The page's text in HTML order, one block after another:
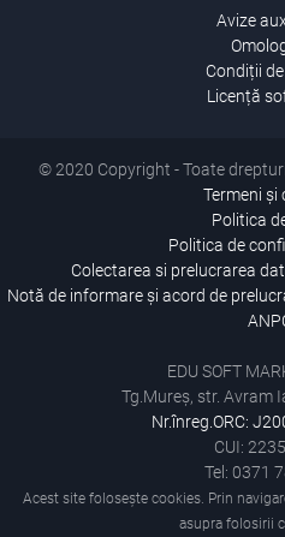
Avize
Condiții
Licență
© 2020 Copyright - Toate
Termeni și
Politica
Politica de
Colectarea si prelucrarea
Notă de informare și acord de
EDU SOFT
Tg.Mureș, str. Avram
Nr.înreg.ORC:
CUI:
Tel: 0371
Acest site folosește cookies. Prin
asupra folosirii